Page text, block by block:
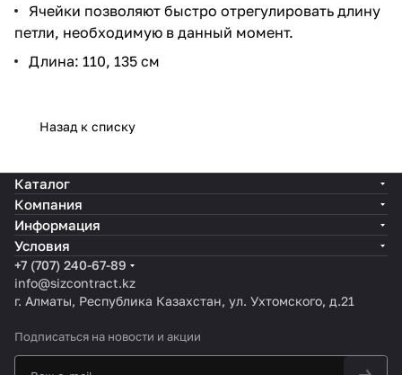
Ячейки позволяют быстро отрегулировать длину
петли, необходимую в данный момент.
Длина: 110, 135 см
Назад к списку
Каталог
Компания
Информация
Условия
+7 (707) 240-67-89
info@sizcontract.kz
г. Алматы, Республика Казахстан, ул. Ухтомского, д.21
Подписаться на новости и акции